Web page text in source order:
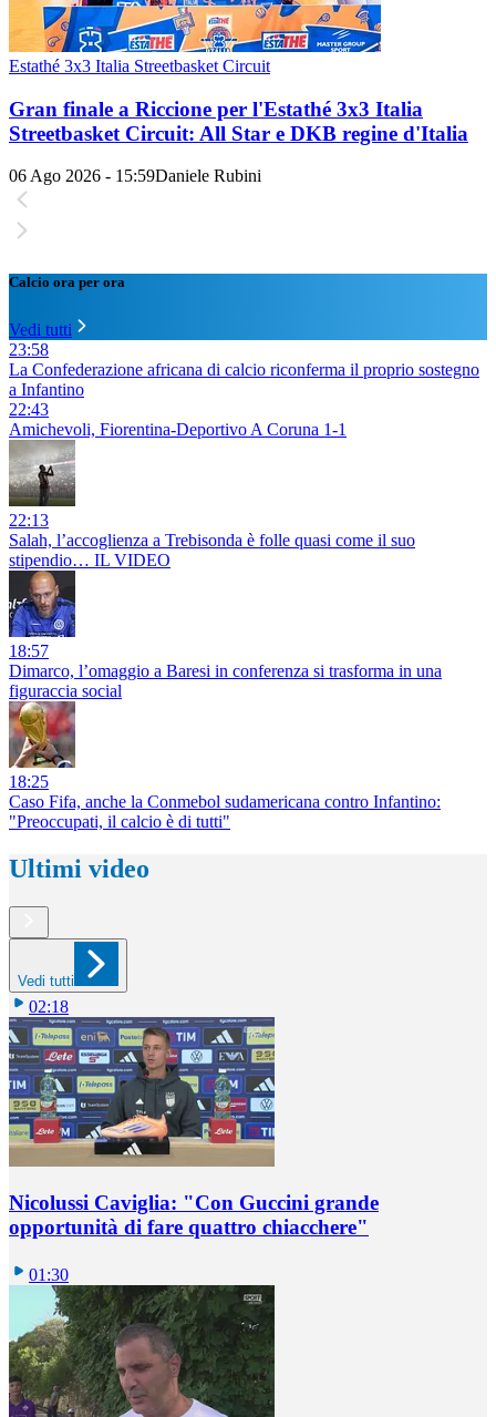
Estathé 3x3 Italia Streetbasket Circuit
Gran finale a Riccione per l'Estathé 3x3 Italia
Streetbasket Circuit: All Star e DKB regine d'Italia
06 Ago 2026 - 15:59Daniele Rubini
Calcio ora per ora
Vedi tutti
23:58
La Confederazione africana di calcio riconferma il proprio sostegno
a Infantino
22:43
Amichevoli, Fiorentina-Deportivo A Coruna 1-1
22:13
Salah, l’accoglienza a Trebisonda è folle quasi come il suo
stipendio… IL VIDEO
18:57
Dimarco, l’omaggio a Baresi in conferenza si trasforma in una
figuraccia social
18:25
Caso Fifa, anche la Conmebol sudamericana contro Infantino:
"Preoccupati, il calcio è di tutti"
Ultimi video
Vedi tutti
02:18
Nicolussi Caviglia: "Con Guccini grande
opportunità di fare quattro chiacchere"
01:30